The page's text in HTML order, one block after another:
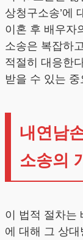
상청구소송’에
이혼 후 배우자
소송은 복잡하
적절히 대응한
받을 수 있는
내연남
소송의
이 법적 절차는
에 대해 그 상